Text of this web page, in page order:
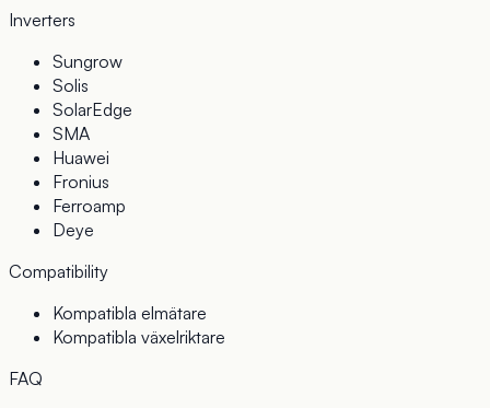
Inverters
Sungrow
Solis
SolarEdge
SMA
Huawei
Fronius
Ferroamp
Deye
Compatibility
Kompatibla elmätare
Kompatibla växelriktare
FAQ